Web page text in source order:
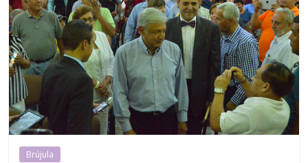
Brújula